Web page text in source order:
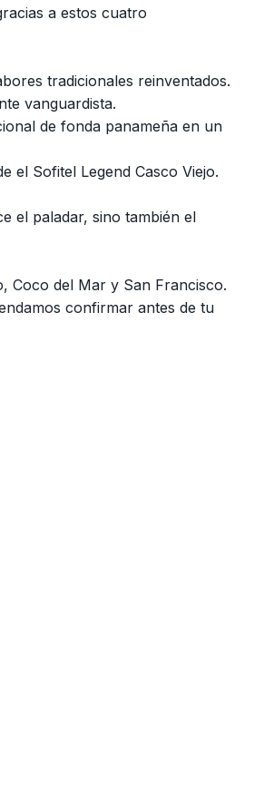
a estos cuatro
tradicionales reinventados.
vanguardista.
de fonda panameña en un
el Sofitel Legend Casco Viejo.
el paladar, sino también el
Coco del Mar y San Francisco.
confirmar antes de tu